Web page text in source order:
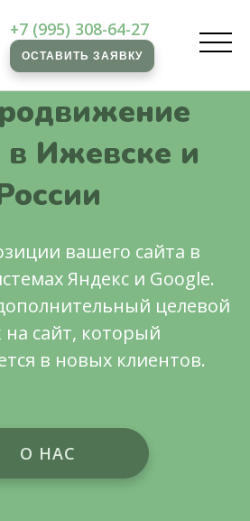
+7 (995) 308-64-27
ОСТАВИТЬ ЗАЯВКУ
в Ижевске и
вашего сайта в
Яндекс и Google.
целевой
на сайт, который
в новых клиентов.
О НАС